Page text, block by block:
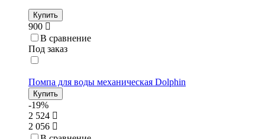
Купить
900
В сравнение
Под заказ
Помпа для воды механическая Dolphin
Купить
-19%
2 524
2 056